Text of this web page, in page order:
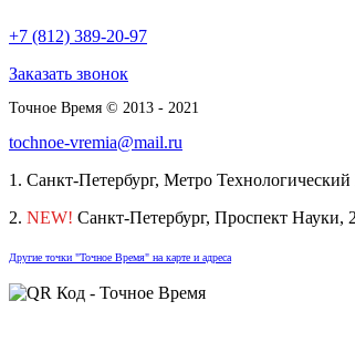
+7 (812) 389-20-97
Заказать звонок
Точное Время © 2013 - 2021
tochnoe-vremia@mail.ru
1. Санкт-Петербург, Метро
2. NEW! Санкт-Петербург, Проспект
Другие точки "Точное Время" на карте и адреса